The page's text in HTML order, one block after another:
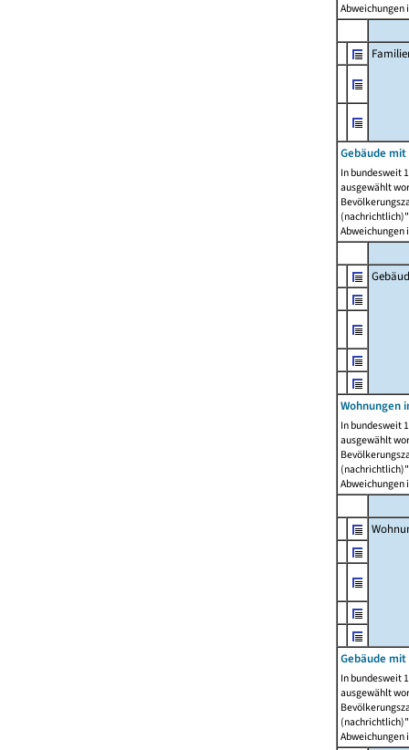
Abweichungen
Gebäude
In bundesweit
ausgewählt
Abweichungen
Wohnungen
In bundesweit
ausgewählt
Abweichungen
Gebäude
In bundesweit
ausgewählt
Abweichungen